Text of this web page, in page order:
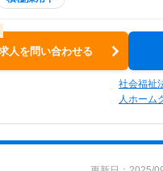
人を問い合わせる
社会福祉
人ホーム